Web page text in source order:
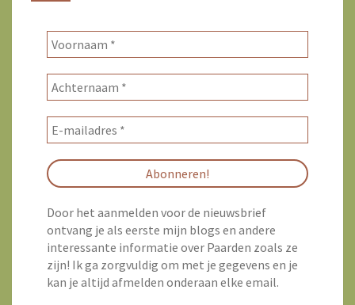
Door het aanmelden voor de nieuwsbrief
ontvang je als eerste mijn blogs en andere
interessante informatie over Paarden zoals ze
zijn! Ik ga zorgvuldig om met je gegevens en je
kan je altijd afmelden onderaan elke email.